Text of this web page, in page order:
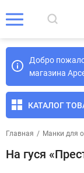
Добро
магазина
КАТАЛОГ
Главная / Манки для
На гуся